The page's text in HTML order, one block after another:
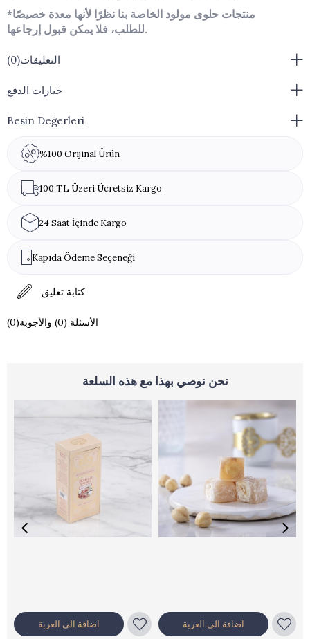
*منتجات حلوى مولود الخاصة بنا نظرًا لأنها معدة خصيصًا
للطلب، فلا يمكن قبول إرجاعها.
التعليقات(0)
خيارات الدفع
Besin Değerleri
%100 Orijinal Ürün
100 TL Üzeri Ücretsiz Kargo
24 Saat İçinde Kargo
Kapıda Ödeme Seçeneği
كتابة تعليق
(0)الأسئلة (0) والأجوبة
نحن نوصي بهذا مع هذه السلعة
اضافة الى العربة اضافة الى العربة